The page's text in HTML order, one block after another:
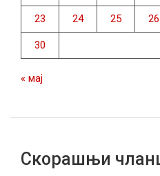
23 24 25 26
30
« мај
Скорашњи